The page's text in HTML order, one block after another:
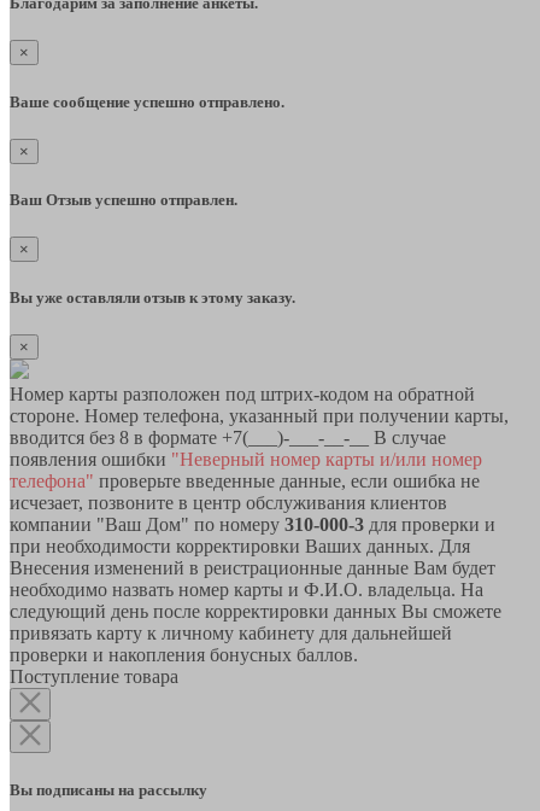
×
Ваше сообщение успешно отправлено.
×
Ваш Отзыв успешно отправлен.
×
Вы уже оставляли отзыв к этому заказу.
×
Номер карты разположен под штрих-кодом на обратной
стороне. Номер телефона, указанный при получении карты,
вводится без 8 в формате +7(___)-___-__-__ В случае
появления ошибки "Неверный номер карты и/или номер
телефона" проверьте введенные данные, если ошибка не
исчезает, позвоните в центр обслуживания клиентов
компании "Ваш Дом" по номеру 310-000-3 для проверки и
при необходимости корректировки Ваших данных. Для
Внесения изменений в реистрационные данные Вам будет
необходимо назвать номер карты и Ф.И.О. владельца. На
следующий день после корректировки данных Вы сможете
привязать карту к личному кабинету для дальнейшей
проверки и накопления бонусных баллов.
Поступление товара
Вы подписаны на рассылку